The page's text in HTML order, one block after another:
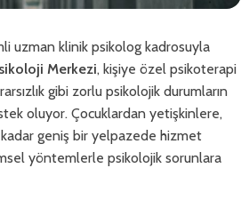
uzman klinik psikolog kadrosuyla
Merkezi, kişiye özel psikoterapi
gibi zorlu psikolojik durumların
oluyor. Çocuklardan yetişkinlere,
geniş bir yelpazede hizmet
yöntemlerle psikolojik sorunlara